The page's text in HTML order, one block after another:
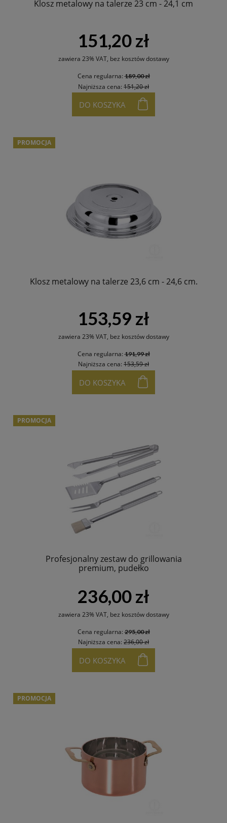
Klosz metalowy na talerze 23 cm - 24,1 cm
151,20 zł
zawiera 23% VAT, bez kosztów dostawy
Cena regularna:189,00 zł
Najniższa cena: 151,20 zł
DO KOSZYKA
Klosz metalowy na talerze 23,6 cm - 24,6 cm.
153,59 zł
zawiera 23% VAT, bez kosztów dostawy
Cena regularna:191,99 zł
Najniższa cena: 153,59 zł
DO KOSZYKA
PROMOCJA
Profesjonalny zestaw do grillowania
premium, pudełko
236,00 zł
zawiera 23% VAT, bez kosztów dostawy
Cena regularna:295,00 zł
Najniższa cena: 236,00 zł
DO KOSZYKA
PROMOCJA
PROMOCJA